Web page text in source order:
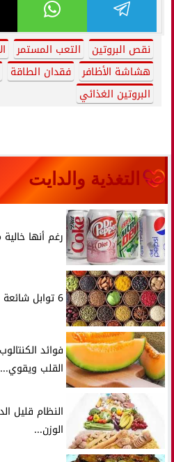
نقص البروتين التعب المستمر
هشاشة الأظافر
فقدان الطاقة
البروتين الغذائي
التغذية والدايت
رغم أنها خالية من
6 توابل شائعة قد تحسن صحة الأمعاء والمخ...
فوائد
القلب ويقوي...
النظام قليل
الوزن...